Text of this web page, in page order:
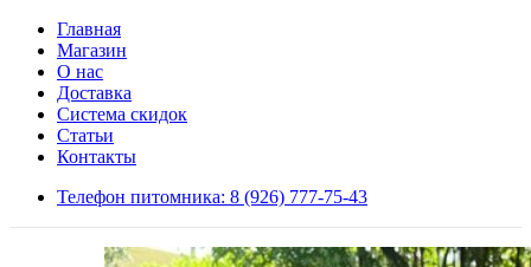
Главная
Магазин
О нас
Доставка
Система скидок
Статьи
Контакты
Телефон питомника: 8 (926) 777-75-43